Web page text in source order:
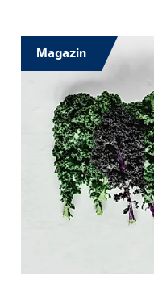
Magazin